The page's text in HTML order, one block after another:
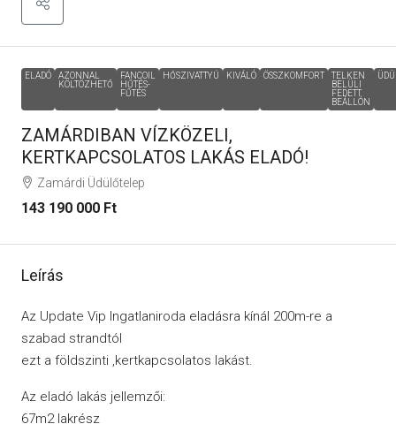
ELADÓ
AZONNAL
KÖLTÖZHETŐ
FANCOIL
HŰTÉS-
FŰTÉS
HŐSZIVATTYÚ KIVÁLÓ ÖSSZKOMFORT
TELKEN
BELÜLI
FEDETT
BEÁLLÓN
ZAMÁRDIBAN VÍZKÖZELI,
KERTKAPCSOLATOS LAKÁS ELADÓ!
Zamárdi Üdülőtelep
143 190 000 Ft
Leírás
Az Update Vip Ingatlaniroda eladásra kínál 200m-re a
szabad strandtól
ezt a földszinti ,kertkapcsolatos lakást.
Az eladó lakás jellemzői:
67m2 lakrész